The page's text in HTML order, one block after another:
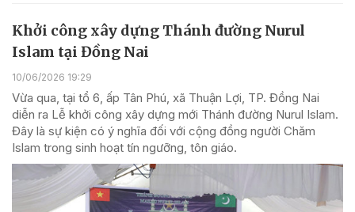
Khởi công xây dựng Thánh đường Nurul
Islam tại Đồng Nai
10/06/2026 19:29
Vừa qua, tại tổ 6, ấp Tân Phú, xã Thuận Lợi, TP. Đồng Nai
diễn ra Lễ khởi công xây dựng mới Thánh đường Nurul Islam.
Đây là sự kiện có ý nghĩa đối với cộng đồng người Chăm
Islam trong sinh hoạt tín ngưỡng, tôn giáo.